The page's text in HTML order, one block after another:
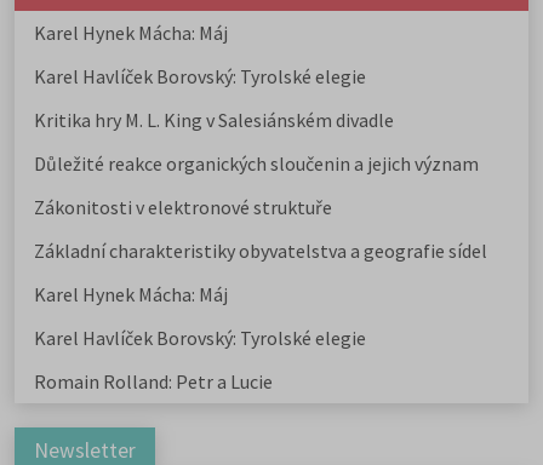
Karel Hynek Mácha: Máj
Karel Havlíček Borovský: Tyrolské elegie
Kritika hry M. L. King v Salesiánském divadle
Důležité reakce organických sloučenin a jejich význam
Zákonitosti v elektronové struktuře
Základní charakteristiky obyvatelstva a geografie sídel
Karel Hynek Mácha: Máj
Karel Havlíček Borovský: Tyrolské elegie
Romain Rolland: Petr a Lucie
Newsletter